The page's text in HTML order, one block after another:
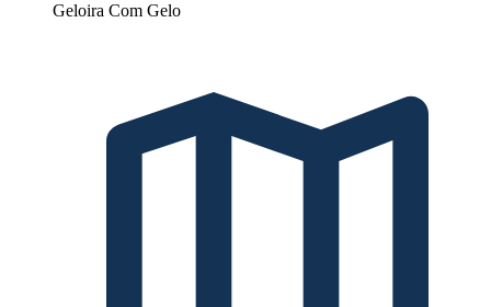
Geloira Com Gelo